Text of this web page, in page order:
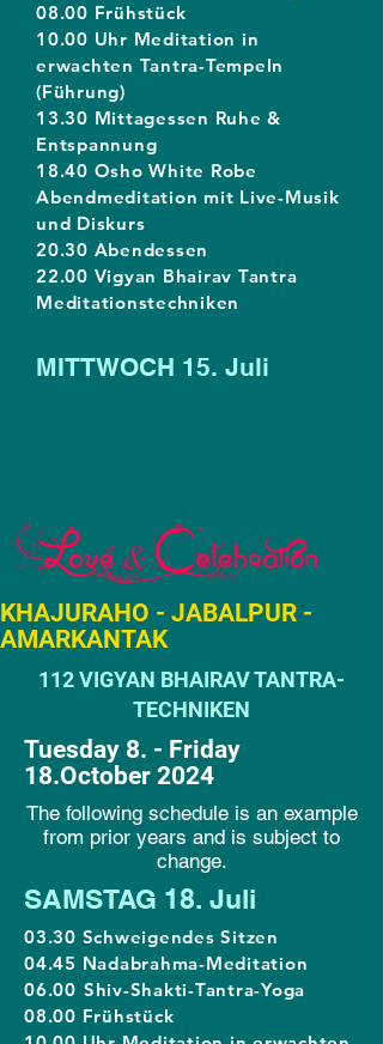
08.00 Frühstück
10.00 Uhr Meditation in
erwachten Tantra-Tempeln
(Führung)
13.30 Mittagessen Ruhe &
Entspannung
18.40 Osho White Robe
Abendmeditation mit Live-Musik
und Diskurs
20.30 Abendessen
22.00 Vigyan Bhairav Tantra
Meditationstechniken
MITTWOCH 15. Juli
KHAJURAHO - JABALPUR -
AMARKANTAK
112 VIGYAN BHAIRAV TANTRA-
TECHNIKEN
Tuesday 8. - Friday
18.October 2024
The following schedule is an example
from prior years and is subject to
change.
SAMSTAG 18. Juli
03.30 Schweigendes Sitzen
04.45 Nadabrahma-Meditation
06.00 Shiv-Shakti-Tantra-Yoga
08.00 Frühstück